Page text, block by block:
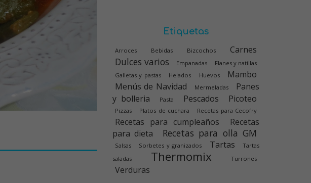
Etiquetas
Arroces Bebidas Bizcochos Carnes
Dulces varios Empanadas
Flanes y natillas
Galletas y pastas
Helados Huevos
Mambo
Menús de Navidad
Mermeladas
Panes
y bolleria
Pasta Pescados Picoteo
Pizzas Platos de cuchara Recetas para Cecofry
Recetas para cumpleaños
Recetas
para dieta
Recetas para olla GM
Salsas Sorbetes y granizados Tartas
Tartas
saladas
Thermomix Turrones
Verduras